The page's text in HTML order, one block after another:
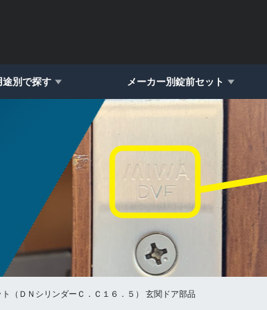
途別で探す メーカー別錠前セット
（ＤＮシリンダーＣ．Ｃ１６．５） 玄関ドア部品